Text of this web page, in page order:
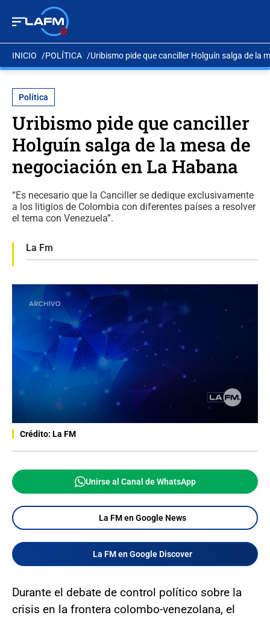
INICIO POLÍTICA Uribismo pide que canciller Holguín salga de la
Política
Uribismo pide que canciller
Holguín salga de la mesa de
negociación en La Habana
“Es necesario que la Canciller se dedique exclusivamente
a los litigios de Colombia con diferentes países a resolver
el tema con Venezuela”.
La Fm
Crédito: La FM
Unirse al Canal de WhatsApp
La FM en Google News
La FM en Google Discover
Durante el debate de control político sobre la
crisis en la frontera colombo-venezolana, el